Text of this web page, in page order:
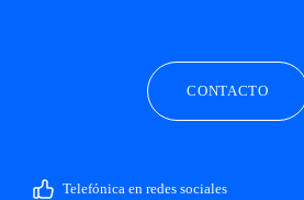
CONTACTO
Telefónica en redes sociales